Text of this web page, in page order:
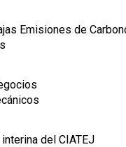
Emisiones de
del CIATEJ